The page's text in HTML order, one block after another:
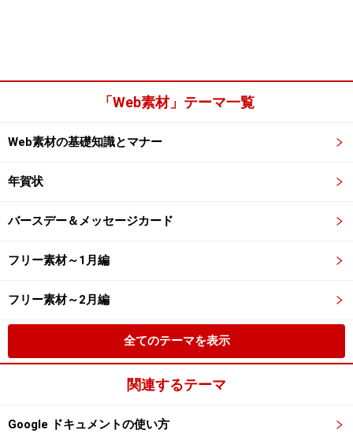
「Web素材」テーマ一覧
Web素材の基礎知識とマナー
年賀状
バースデー＆メッセージカード
フリー素材～1月編
フリー素材～2月編
全てのテーマを表示
関連するテーマ
Google ドキュメントの使い方